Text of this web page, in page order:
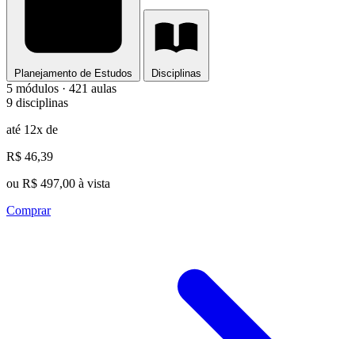
Planejamento de Estudos Disciplinas
5 módulos · 421 aulas
9 disciplinas
até 12x de
R$ 46,39
ou R$ 497,00 à vista
Comprar